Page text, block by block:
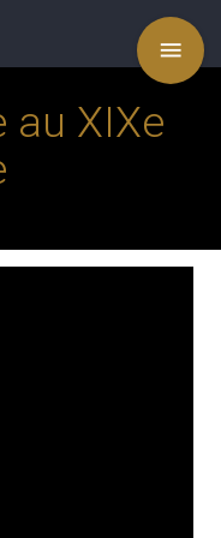
menu
au XIXe